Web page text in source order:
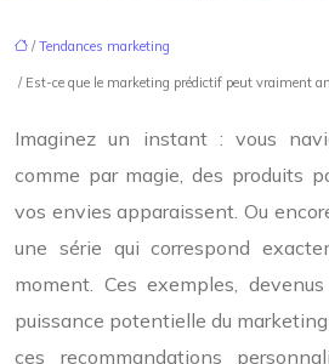
/Tendances marketing
/ Est-ce que le marketing prédictif peut vraiment
Imaginez un instant : vous
comme par magie, des produits
vos envies apparaissent. Ou
une série qui correspond
moment. Ces exemples,
puissance potentielle du
ces recommandations